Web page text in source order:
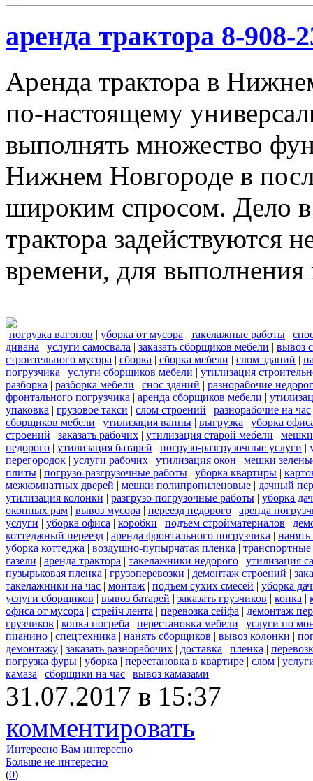
аренда трактора 8-908-
Аренда трактора в
по-настоящему
выполнять множество
Нижнем Новгороде в
широким спросом. Дело
трактора задействуются
времени, для выполнения
погрузка вагонов | уборка от мусора | такелажные работы |
дивана | услуги самосвала | заказать сборщиков мебели | вывоз
строительного мусора | сборка | сборка мебели | слом зданий |
погрузчика | услуги сборщиков мебели | утилизация
разборка | разборка мебели | снос зданий | разнорабочие
фронтального погрузчика | аренда сборщиков мебели |
упаковка | грузовое такси | слом строений | разнорабочие на час
сборщиков мебели | утилизация ванны | выгрузка | уборка
строений | заказать рабочих | утилизация старой мебели |
недорого | утилизация батарей | погрузо-разгрузочные услуги |
перегородок | услуги рабочих | утилизация окон | мешки
плиты | погрузо-разгрузочные работы | уборка квартиры |
межкомнатных дверей | мешки полипропиленовые | дачный
утилизация колонки | разгрузо-погрузочные работы | уборка
оконных рам | вывоз мусора | переезд недорого | аренда
услуги | уборка офиса | коробки | подъем стройматериалов |
коттеджный переезд | аренда фронтального погрузчика |
уборка коттеджа | воздушно-пупырчатая пленка | транспортные
газели | аренда трактора | такелажники недорого | утилизация
пузырьковая пленка | грузоперевозки | демонтаж строений |
такелажники на час | монтаж | подъем сухих смесей | уборка
услуги сборщиков | вывоз батарей | заказать грузчиков | копка |
офиса от мусора | стрейч лента | перевозка сейфа | демонтаж
грузчиков | копка погреба | перестановка мебели | услуги по
пианино | спецтехника | нанять сборщиков | вывоз колонки |
демонтажу | заказать разнорабочих | доставка | пленка |
погрузка фуры | уборка | перестановка в квартире | слом |
камаза | сборщики на час | вывоз камазами
31.07.2017 в 15:37
комментировать
Интересно Вам интересно
Больше не интересно
(0)